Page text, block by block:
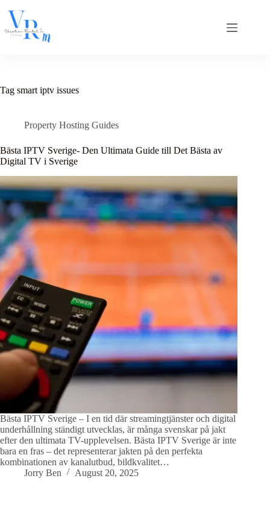
content
Tag smart iptv issues
Property Hosting Guides
Bästa IPTV Sverige- Den Ultimata Guide till Det Bästa av
Digital TV i Sverige
Bästa IPTV Sverige – I en tid där streamingtjänster och digital
underhållning ständigt utvecklas, är många svenskar på jakt
efter den ultimata TV-upplevelsen. Bästa IPTV Sverige är inte
bara en fras – det representerar jakten på den perfekta
kombinationen av kanalutbud, bildkvalitet…
Jorry Ben
August 20, 2025